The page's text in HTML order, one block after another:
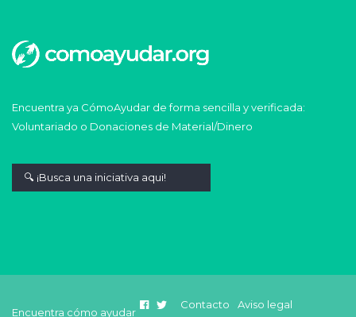
Encuentra ya CómoAyudar de forma sencilla y verificada:
Voluntariado o Donaciones de Material/Dinero
Encuentra cómo ayudar
Contacto Aviso legal